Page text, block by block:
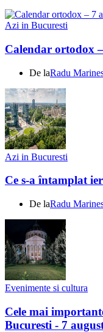
Azi in Bucuresti
Calendar ortodox
De laRadu
Azi in Bucuresti
Ce s-a întamplat
De laRadu
Evenimente si cultura
Cele mai
Bucuresti - 7